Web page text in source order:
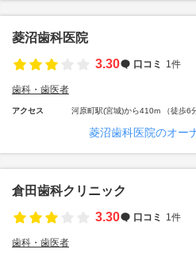
菱沼歯科医院
3.30
口コミ 1件
歯科・歯医者
アクセス 河原町駅(宮城)から410m （徒歩6
菱沼歯科医院のオー
倉田歯科クリニック
3.30
口コミ 1件
歯科・歯医者